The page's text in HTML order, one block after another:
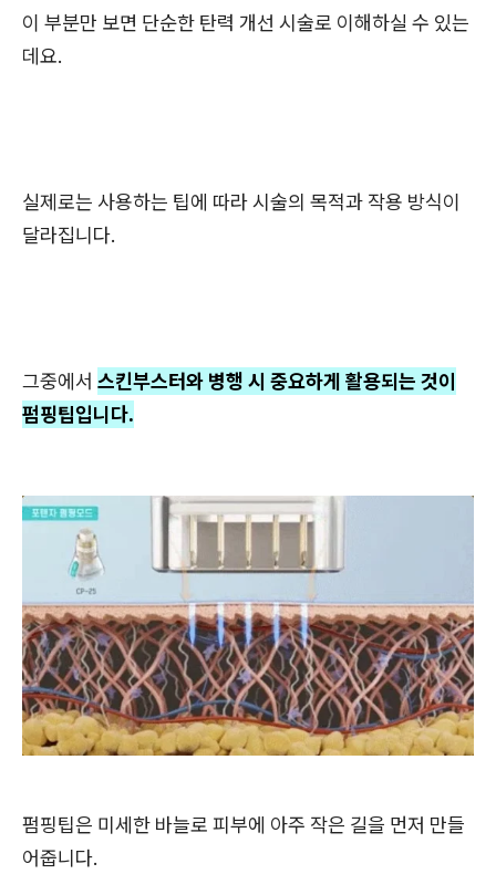
이 부분만 보면 단순한 탄력 개선 시술로 이해하실 수 있는
데요.
실제로는 사용하는 팁에 따라 시술의 목적과 작용 방식이
달라집니다.
그중에서 스킨부스터와 병행 시 중요하게 활용되는 것이
펌핑팁입니다.
펌핑팁은 미세한 바늘로 피부에 아주 작은 길을 먼저 만들
어줍니다.